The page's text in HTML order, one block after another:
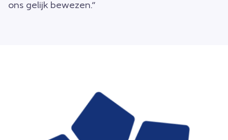
ons gelijk bewezen.”